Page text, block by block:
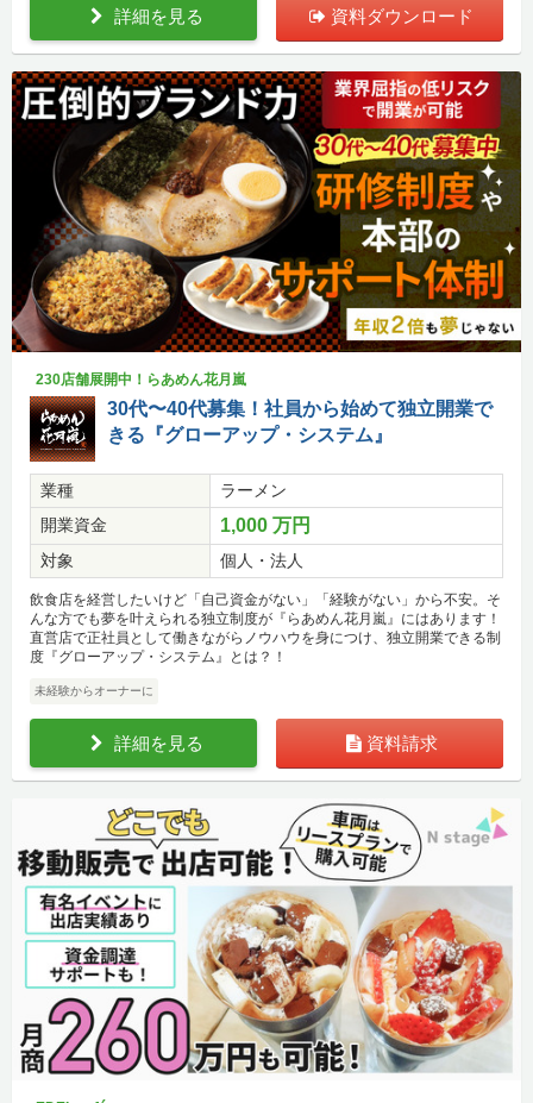
詳細を見る 資料ダウンロード
230店舗展開中！らあめん花月嵐
30代〜40代募集！社員から始めて独立開業で
きる『グローアップ・システム』
業種
ラーメン
開業資金
1,000 万円
対象 個人・法人
飲食店を経営したいけど「自己資金がない」「経験がない」から不安。そ
んな方でも夢を叶えられる独立制度が『らあめん花月嵐』にはあります！
直営店で正社員として働きながらノウハウを身につけ、独立開業できる制
度『グローアップ・システム』とは？！
未経験からオーナーに
詳細を見る 資料請求